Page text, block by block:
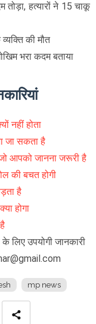
तोड़ा, हत्यारों ने 15 चाकू
की मौत
भरा कदम बताया
नहीं होता
जा सकता है
आपको जानना जरूरी है
की बचत होगी
है
होगा
लिए उपयोगी जानकारी
mp news